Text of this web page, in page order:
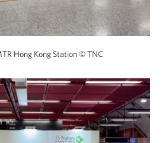
Hong Kong Station© TNC